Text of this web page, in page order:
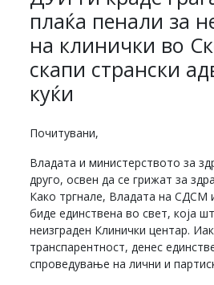
плаќа пенали за
на клинички во
скапи странски
куќи
Почитувани,
Владата и министерството за
друго, освен да се грижат за
Како тргнале, Владата на СДСМ
биде единствена во свет, која
неизграден Клинички центар.
транспарентност, денес
спроведување на лични и